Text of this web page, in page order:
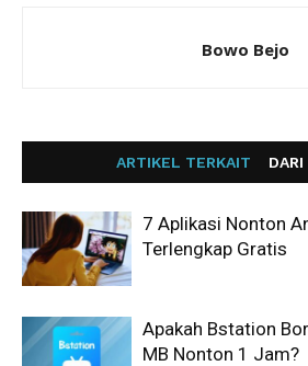
Bowo Bejo
ARTIKEL TERKAIT
7 Aplikasi Nonton
Terlengkap Gratis
Apakah Bstation
MB Nonton 1 Jam?